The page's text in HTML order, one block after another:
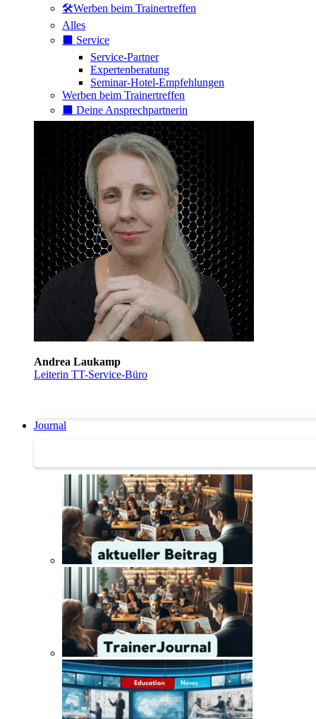
🛠️Werben beim Trainertreffen
Alles
⬛️ Service
Service-Partner
Expertenberatung
Seminar-Hotel-Empfehlungen
Werben beim Trainertreffen
⬛️ Deine Ansprechpartnerin
Andrea Laukamp
Leiterin TT-Service-Büro
Journal